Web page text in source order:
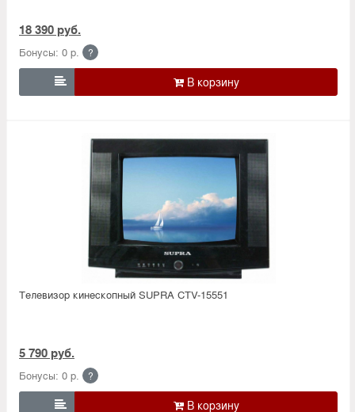
18 390 руб.
Бонусы: 0 р. ?

Телевизор кинескопный SUPRA CTV-15551
5 790 руб.
Бонусы: 0 р. ?
